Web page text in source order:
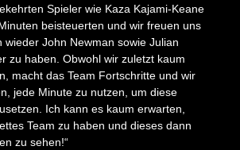
Spieler wie Kaza Kajami-Keane
beisteuerten und wir freuen uns
wieder John Newman sowie Julian
zu haben. Obwohl wir zuletzt kaum
macht das Team Fortschritte und wir
jede Minute zu nutzen, um diese
Ich kann es kaum erwarten,
Team zu haben und dieses dann
zu sehen!“